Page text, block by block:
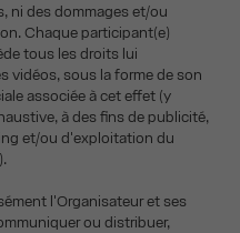
ni des dommages et/ou
Chaque participant(e)
tous les droits lui
vidéos, sous la forme de son
associée à cet effet (y
à des fins de publicité,
et/ou d'exploitation du
l'Organisateur et ses
ou distribuer,